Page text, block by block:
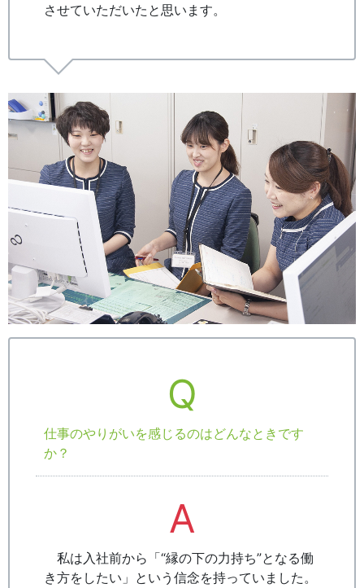
させていただいたと思います。
Q
仕事のやりがいを感じるのはどんなときです
か？
A
私は入社前から「“縁の下の力持ち”となる働
き方をしたい」という信念を持っていました。